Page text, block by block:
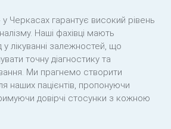
у Черкасах гарантує високий рівень
Наші фахівці мають
у лікуванні залежностей, що
точну діагностику та
Ми прагнемо створити
наших пацієнтів, пропонуючи
довірчі стосунки з кожною